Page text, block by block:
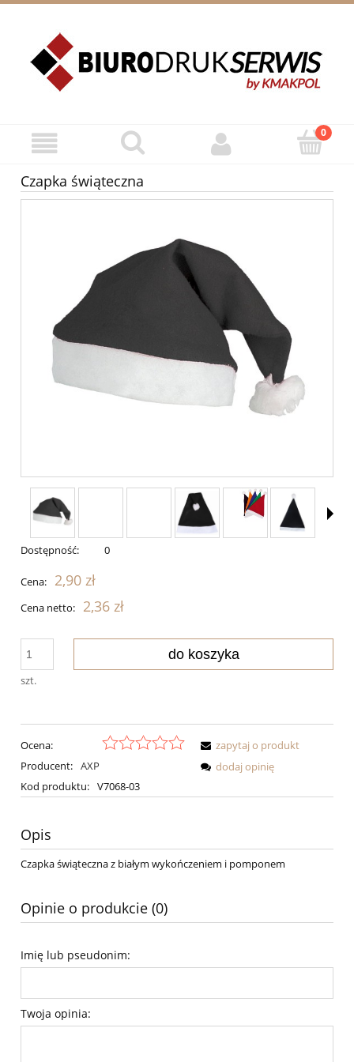
Czapka świąteczna
Dostępność: 0
Cena: 2,90 zł
Cena netto: 2,36 zł
szt.
do koszyka
Ocena:
Producent: AXP
Kod produktu: V7068-03
zapytaj o produkt
dodaj opinię
Opis
Czapka świąteczna z białym wykończeniem i pomponem
Opinie o produkcie (0)
Imię lub pseudonim:
Twoja opinia: